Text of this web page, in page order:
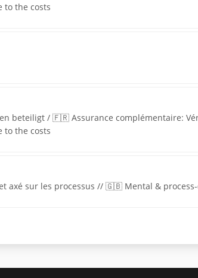
the costs
beteiligt / 🇫🇷 Assurance complémentaire:
the costs
sur les processus // 🇬🇧 Mental &